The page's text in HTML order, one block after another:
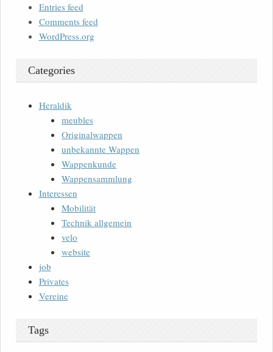
Entries feed
Comments feed
WordPress.org
Categories
Heraldik
meubles
Originalwappen
unbekannte Wappen
Wappenkunde
Wappensammlung
Interessen
Mobilität
Technik allgemein
velo
website
job
Privates
Vereine
Tags